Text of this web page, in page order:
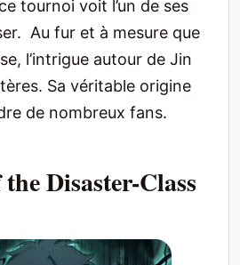
tournoi voit l’un de ses
Au fur et à mesure que
l’intrigue autour de Jin
Sa véritable origine
de nombreux fans.
Disaster-Class